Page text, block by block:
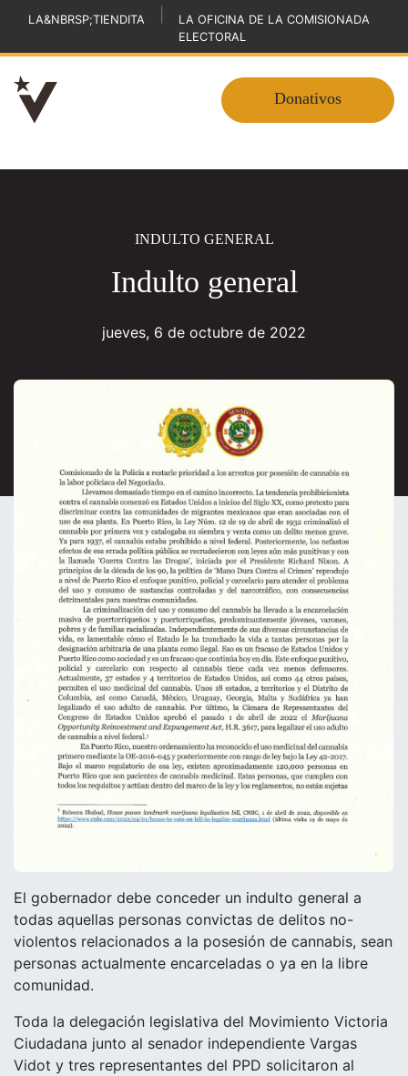
LA&NBRSP;TIENDITA
LA OFICINA DE LA COMISIONADA
ELECTORAL
Donativos
INDULTO GENERAL
Indulto general
jueves, 6 de octubre de 2022
El gobernador debe conceder un indulto general a
todas aquellas personas convictas de delitos no-
violentos relacionados a la posesión de cannabis, sean
personas actualmente encarceladas o ya en la libre
comunidad.
Toda la delegación legislativa del Movimiento Victoria
Ciudadana junto al senador independiente Vargas
Vidot y tres representantes del PPD solicitaron al